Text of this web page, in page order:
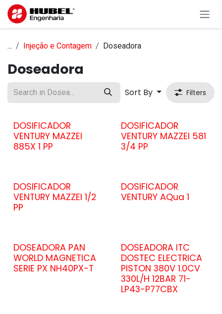
Skip to Content
... Injeção e Contagem Doseadora
Doseadora
Sort By Filters
DOSIFICADOR
VENTURY MAZZEI
885X 1 PP
DOSIFICADOR
VENTURY MAZZEI 581
3/4 PP
DOSIFICADOR
VENTURY MAZZEI 1/2
PP
DOSIFICADOR
VENTURY AQua 1
DOSEADORA PAN
WORLD MAGNETICA
SERIE PX NH40PX-T
DOSEADORA ITC
DOSTEC ELECTRICA
PISTON 380V 1.0CV
330L/H 12BAR 71-
LP43-P77CBX